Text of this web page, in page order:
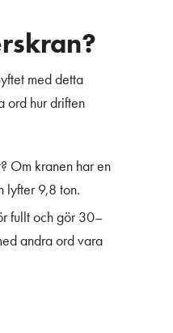
med detta
ord hur driften
Om kranen har en
lyfter 9,8 ton.
fullt och gör 30–
andra ord vara